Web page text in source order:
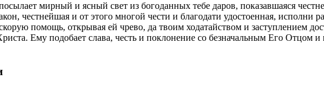
мирный и ясный свет из богоданных тебе даров, показавшаяся
честнейшая и от этого многой чести и благодати удостоенная, исполни
помощь, открывая ей чрево, да твоим ходатайством и заступлением
Ему подобает слава, честь и поклонение со безначальным Его